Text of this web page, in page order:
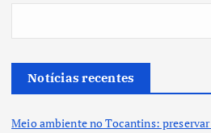
Notícias recentes
Meio ambiente no Tocantins: